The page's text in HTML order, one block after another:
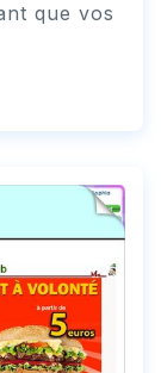
que vos